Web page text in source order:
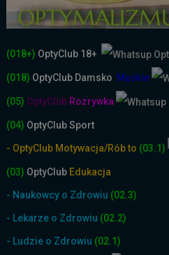
(018+) OptyClub 18+
(018) OptyClub Damsko Męskie
(05) OptyClub Rozrywka
(04) OptyClub Sport
- OptyClub Motywacja/Rób to (03.1)
(03) OptyClub Edukacja
- Naukowcy o Zdrowiu (02.3)
- Lekarze o Zdrowiu (02.2)
- Ludzie o Zdrowiu (02.1)